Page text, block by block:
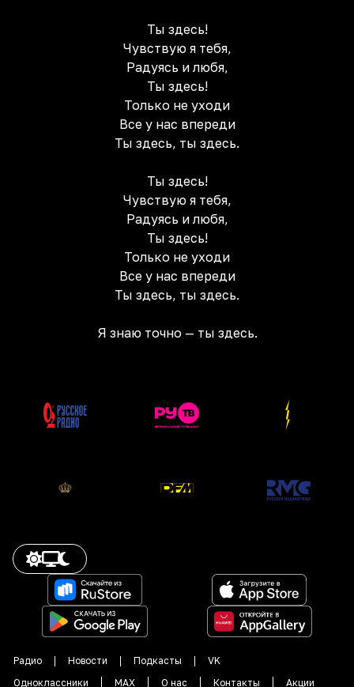
Ты здесь!
Чувствую я тебя,
Радуясь и любя,
Ты здесь!
Только не уходи
Все у нас впереди
Ты здесь, ты здесь.
Ты здесь!
Чувствую я тебя,
Радуясь и любя,
Ты здесь!
Только не уходи
Все у нас впереди
Ты здесь, ты здесь.
Я знаю точно — ты здесь.
Радио Новости Подкасты
VK
Одноклассники
MAX О нас Контакты Акции